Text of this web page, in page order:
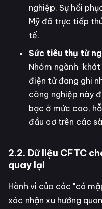
nghiệp. Sự hồi
Mỹ đã trực tiếp
tế.
Sức tiêu thụ từ
Nhóm ngành
điện tử đang ghi
công nghiệp này
bạc ở mức cao,
đầu cơ trên các
2.2. Dữ liệu CFTC
quay lại
Hành vi của các "cá
xác nhận xu hướng